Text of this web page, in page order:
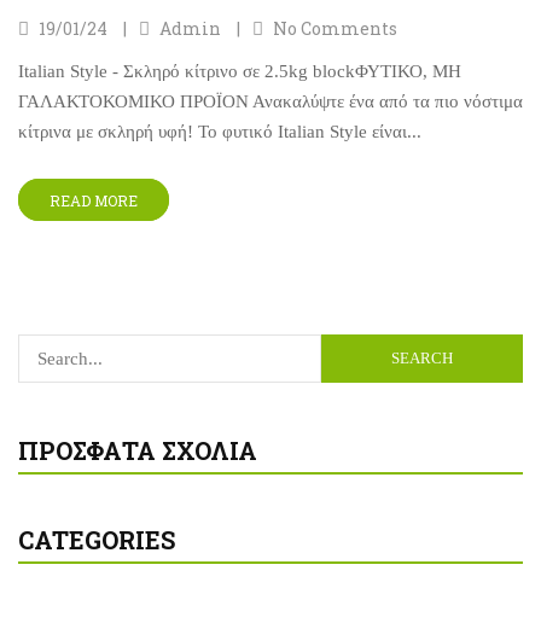
SEARCH
ΠΡΌΣΦΑΤΑ ΣΧΌΛΙΑ
CATEGORIES
19/01/24 Admin No Comments
Italian Style - Σκληρό κίτρινο σε 2.5kg blockΦΥΤΙΚΟ, ΜΗ
ΓΑΛΑΚΤΟΚΟΜΙΚΟ ΠΡΟΪΟΝ Ανακαλύψτε ένα από τα πιο νόστιμα
κίτρινα με σκληρή υφή! Το φυτικό Italian Style είναι...
READ MORE